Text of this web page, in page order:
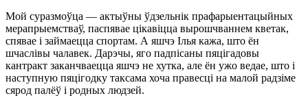
Мой суразмоўца — актыўны ўдзельнік прафарыентацыйных
мерапрыемстваў, паспявае цікавіцца вырошчваннем кветак,
спявае і займаецца спортам. А яшчэ Ілья кажа, што ён
шчаслівы чалавек. Дарэчы, яго падпісаны пяцігадовы
кантракт заканчваецца яшчэ не хутка, але ён ужо ведае, што і
наступную пяцігодку таксама хоча правесці на малой радзіме
сярод палёў і родных людзей.